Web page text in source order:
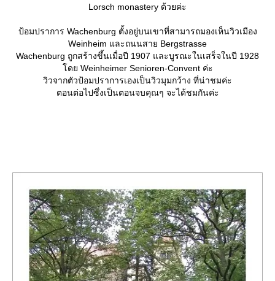
Lorsch monastery ด้วยค่ะ
ป้อมปราการ Wachenburg ตั้งอยู่บนเขาที่สามารถมองเห็นวิวเมือง
Weinheim และถนนสาย Bergstrasse
Wachenburg ถูกสร้างขึ้นเมื่อปี 1907 และบูรณะในเสร็จในปี 1928
ดย Weinheimer Senioren-Convent ค่ะ
วิวจากตัวป้อมปราการเองเป็นวิวมุมกว้าง ที่น่าชมค่ะ
ตอนต่อไปซึ่งเป็นตอนจบคุณๆ จะได้ชมกันค่ะ